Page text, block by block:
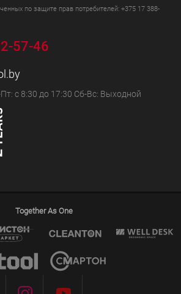
по защите прав потребителей: +375 17 388-
57-46
с 8:30 до 17:30 Сб-Вс: Выходной
Together As One